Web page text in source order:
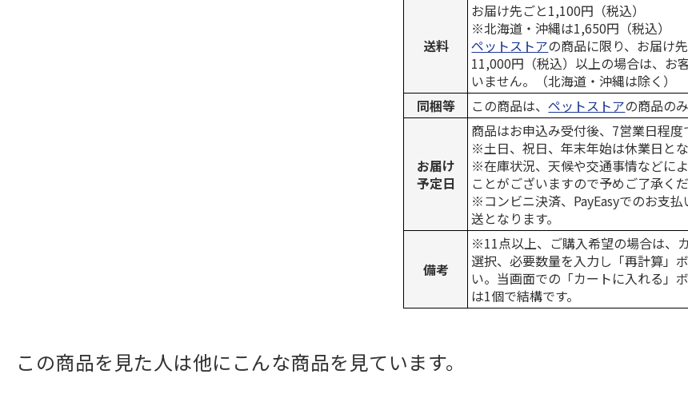
送料
お届け先ごと1,100円（税込）
※北海道・沖縄は1,650円（税込）
ペットストアの商品に限り、お届け
11,000円（税込）以上の場合は、お
いません。（北海道・沖縄は除く）
同梱等
この商品は、ペットストアの商品の
お届け
予定日
商品はお申込み受付後、7営業日程度
※土日、祝日、年末年始は休業日とな
※在庫状況、天候や交通事情などに
ことがございますので予めご了承くだ
※コンビニ決済、PayEasyでのお支
送となります。
備考
※11点以上、ご購入希望の場合は、
選択、必要数量を入力し「再計算」
い。当画面での「カートに入れる」
は1個で結構です。
この商品を見た人は他にこんな商品を見ています。